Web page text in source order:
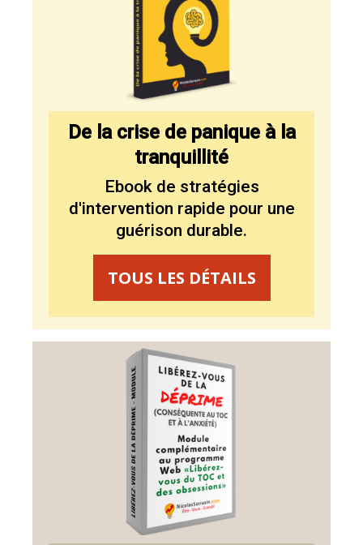
De la crise de panique à la
tranquillité
Ebook de stratégies
d'intervention rapide pour une
guérison durable.
TOUS LES DÉTAILS